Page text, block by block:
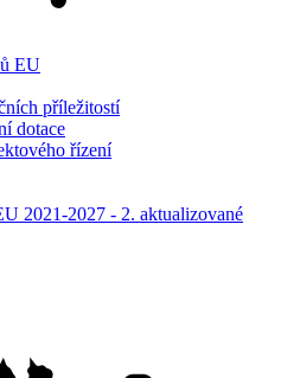
EU
příležitostí
dotace
řízení
2021-2027 - 2. aktualizované